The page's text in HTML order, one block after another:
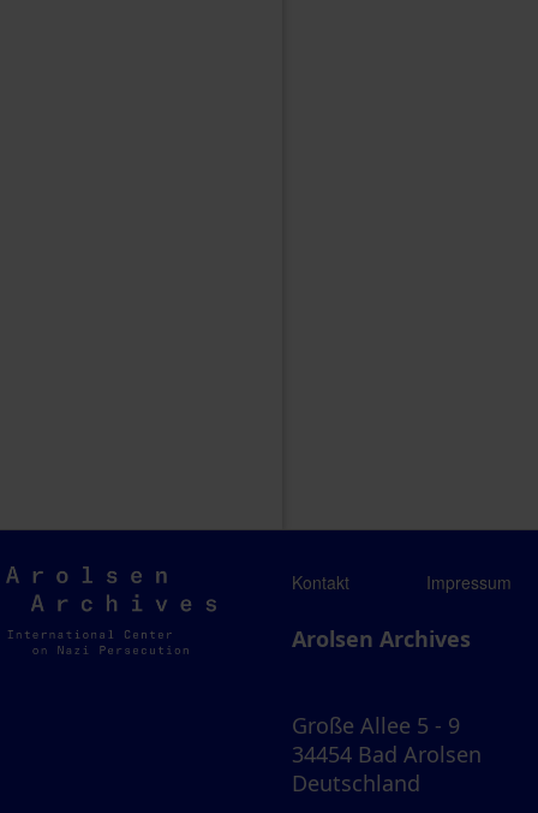
Arolsen
Archives
Kontakt Impressum
Arolsen Archives
Große Allee 5 - 9
34454 Bad Arolsen
Deutschland